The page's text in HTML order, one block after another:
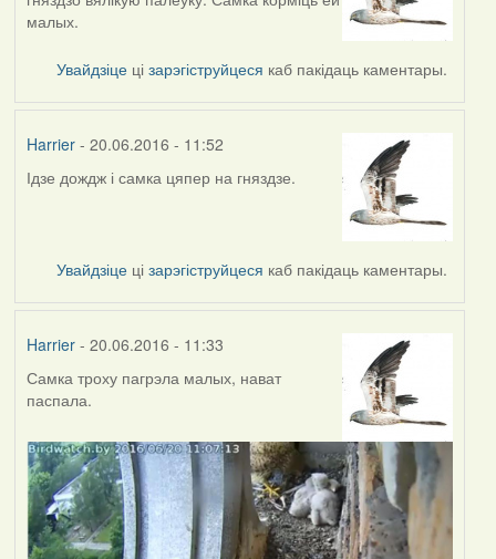
малых.
Увайдзіце цізарэгіструйцеся каб пакідаць каментары.
Harrier- 20.06.2016 - 11:52
Ідзе дождж і самка цяпер на гняздзе.
Увайдзіце цізарэгіструйцеся каб пакідаць каментары.
Harrier- 20.06.2016 - 11:33
Самка троху пагрэла малых, нават
паспала.